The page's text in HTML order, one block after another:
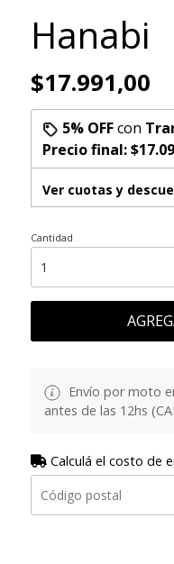
Hanabi
$17.991,00
5% OFFcon
Precio final:
Ver cuotas y
Cantidad
Envío por moto
antes de las 12hs
Calculá el costo de